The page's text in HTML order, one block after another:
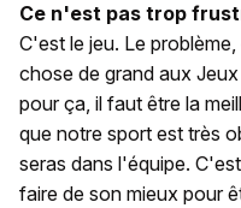
Ce n'est pas trop
C'est le jeu. Le
chose de grand aux
pour ça, il faut être la
que notre sport est très
seras dans l'équipe.
faire de son mieux pour